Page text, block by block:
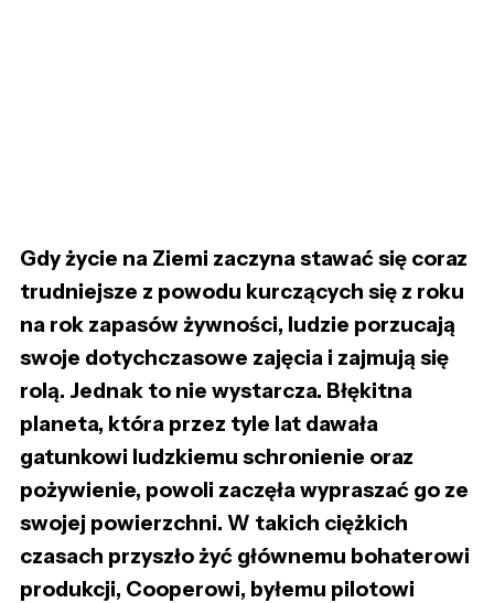
Gdy życie na Ziemi zaczyna stawać się coraz
trudniejsze z powodu kurczących się z roku
na rok zapasów żywności, ludzie porzucają
swoje dotychczasowe zajęcia i zajmują się
rolą. Jednak to nie wystarcza. Błękitna
planeta, która przez tyle lat dawała
gatunkowi ludzkiemu schronienie oraz
pożywienie, powoli zaczęła wypraszać go ze
swojej powierzchni. W takich ciężkich
czasach przyszło żyć głównemu bohaterowi
produkcji, Cooperowi, byłemu pilotowi